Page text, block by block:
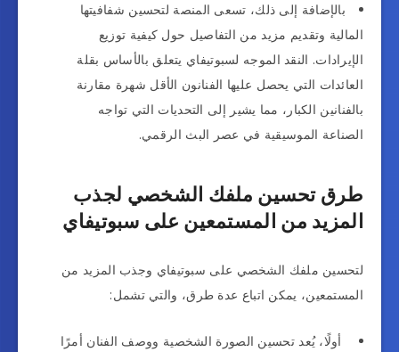
بالإضافة إلى ذلك، تسعى المنصة لتحسين شفافيتها
المالية وتقديم مزيد من التفاصيل حول كيفية توزيع
الإيرادات. النقد الموجه لسبوتيفاي يتعلق بالأساس بقلة
العائدات التي يحصل عليها الفنانون الأقل شهرة مقارنة
بالفنانين الكبار، مما يشير إلى التحديات التي تواجه
الصناعة الموسيقية في عصر البث الرقمي.
طرق تحسين ملفك الشخصي لجذب
المزيد من المستمعين على سبوتيفاي
لتحسين ملفك الشخصي على سبوتيفاي وجذب المزيد من
المستمعين، يمكن اتباع عدة طرق، والتي تشمل:
أولًا، يُعد تحسين الصورة الشخصية ووصف الفنان أمرًا